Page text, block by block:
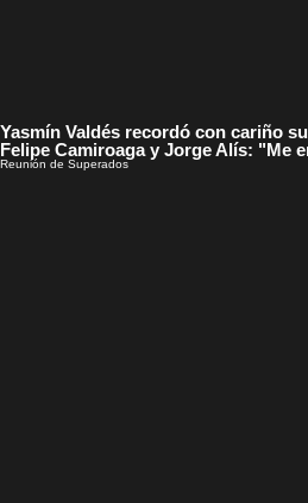
Yasmín Valdés recordó con cariño
Felipe Camiroaga y Jorge Alís: "Me
Reunión de Superados